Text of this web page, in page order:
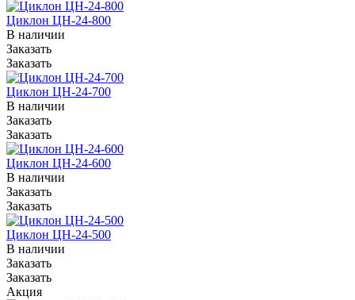
Циклон ЦН-24-800
В наличии
Заказать
Заказать
Циклон ЦН-24-700
В наличии
Заказать
Заказать
Циклон ЦН-24-600
В наличии
Заказать
Заказать
Циклон ЦН-24-500
В наличии
Заказать
Заказать
Акция